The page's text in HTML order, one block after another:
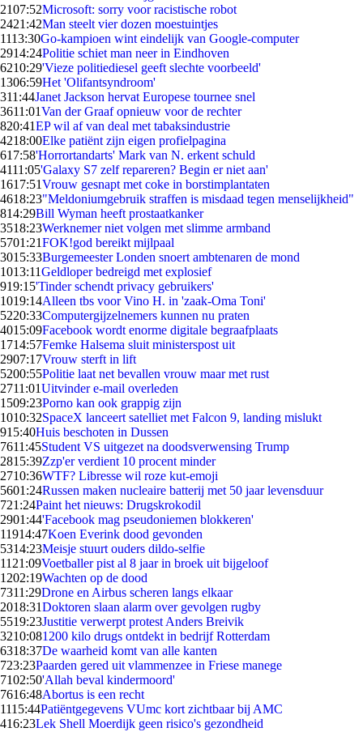
2107:52Microsoft: sorry voor racistische robot
2421:42Man steelt vier dozen moestuintjes
1113:30Go-kampioen wint eindelijk van Google-computer
2914:24Politie schiet man neer in Eindhoven
6210:29'Vieze politiediesel geeft slechte voorbeeld'
1306:59Het 'Olifantsyndroom'
311:44Janet Jackson hervat Europese tournee snel
3611:01Van der Graaf opnieuw voor de rechter
820:41EP wil af van deal met tabaksindustrie
4218:00Elke patiënt zijn eigen profielpagina
617:58'Horrortandarts' Mark van N. erkent schuld
4111:05'Galaxy S7 zelf repareren? Begin er niet aan'
1617:51Vrouw gesnapt met coke in borstimplantaten
4618:23"Meldoniumgebruik straffen is misdaad tegen menselijkheid"
814:29Bill Wyman heeft prostaatkanker
3518:23Werknemer niet volgen met slimme armband
5701:21FOK!god bereikt mijlpaal
3015:33Burgemeester Londen snoert ambtenaren de mond
1013:11Geldloper bedreigd met explosief
919:15'Tinder schendt privacy gebruikers'
1019:14Alleen tbs voor Vino H. in 'zaak-Oma Toni'
5220:33Computergijzelnemers kunnen nu praten
4015:09Facebook wordt enorme digitale begraafplaats
1714:57Femke Halsema sluit ministerspost uit
2907:17Vrouw sterft in lift
5200:55Politie laat net bevallen vrouw maar met rust
2711:01Uitvinder e-mail overleden
1509:23Porno kan ook grappig zijn
1010:32SpaceX lanceert satelliet met Falcon 9, landing mislukt
915:40Huis beschoten in Dussen
7611:45Student VS uitgezet na doodsverwensing Trump
2815:39Zzp'er verdient 10 procent minder
2710:36WTF? Libresse wil roze kut-emoji
5601:24Russen maken nucleaire batterij met 50 jaar levensduur
721:24Paint het nieuws: Drugskrokodil
2901:44'Facebook mag pseudoniemen blokkeren'
11914:47Koen Everink dood gevonden
5314:23Meisje stuurt ouders dildo-selfie
11 21:09Voetballer pist al 8 jaar in broek uit bijgeloof
1202:19Wachten op de dood
7311:29Drone en Airbus scheren langs elkaar
2018:31Doktoren slaan alarm over gevolgen rugby
5519:23Justitie verwerpt protest Anders Breivik
3210:081200 kilo drugs ontdekt in bedrijf Rotterdam
6318:37De waarheid komt van alle kanten
723:23Paarden gered uit vlammenzee in Friese manege
7102:50'Allah beval kindermoord'
7616:48Abortus is een recht
1115:44Patiëntgegevens VUmc kort zichtbaar bij AMC
416:23Lek Shell Moerdijk geen risico's gezondheid